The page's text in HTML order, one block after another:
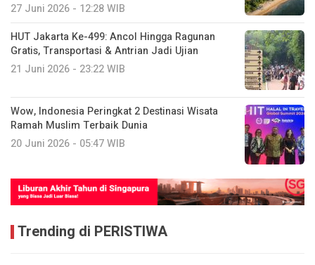
27 Juni 2026 - 12:28 WIB
HUT Jakarta Ke-499: Ancol Hingga Ragunan
Gratis, Transportasi & Antrian Jadi Ujian
21 Juni 2026 - 23:22 WIB
Wow, Indonesia Peringkat 2 Destinasi Wisata
Ramah Muslim Terbaik Dunia
20 Juni 2026 - 05:47 WIB
Trending di PERISTIWA